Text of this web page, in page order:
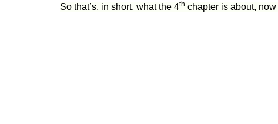
So that’s, in short, what the 4th chapter is about,